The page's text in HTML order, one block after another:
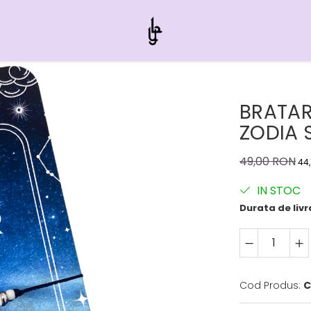
ZODIA
49,00 RON
IN STOC
Durata de
Cod Produs: